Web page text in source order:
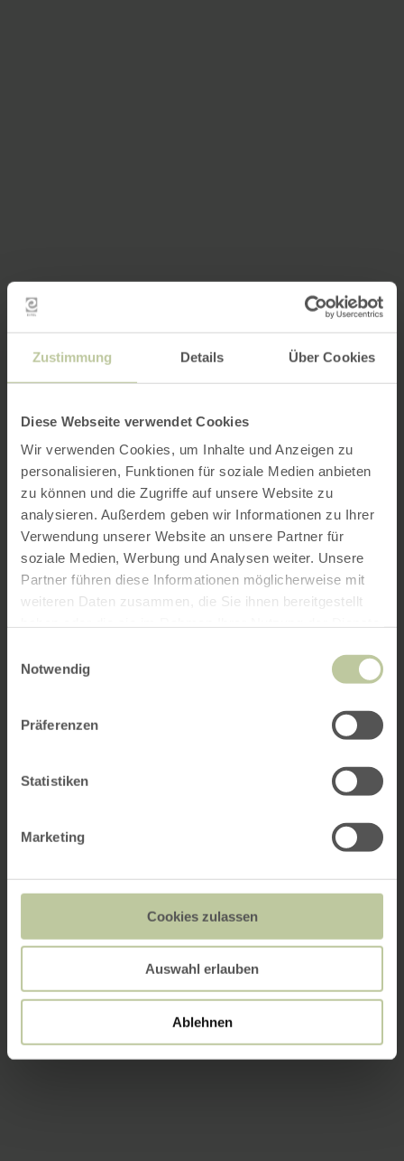
Zustimmung Details Über Cookies
Diese Webseite verwendet Cookies
Wir verwenden Cookies, um Inhalte und Anzeigen zu
personalisieren, Funktionen für soziale Medien anbieten
zu können und die Zugriffe auf unsere Website zu
analysieren. Außerdem geben wir Informationen zu Ihrer
Verwendung unserer Website an unsere Partner für
soziale Medien, Werbung und Analysen weiter. Unsere
Partner führen diese Informationen möglicherweise mit
weiteren Daten zusammen, die Sie ihnen bereitgestellt
Notwendig
Präferenzen
Statistiken
Marketing
Cookies zulassen
Auswahl erlauben
Ablehnen